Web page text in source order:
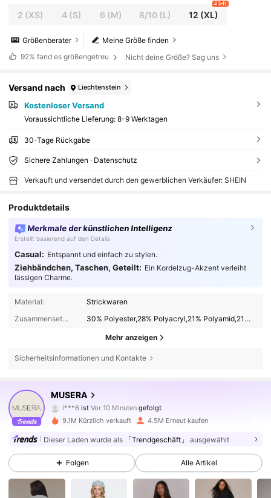
2 (XS) 4(S) 6 (M) 8/10 (L) 12 (XL)
4 left
Meine Größe finden
Größenberater
92% fand es größengetreu Nicht deine Größe? Sag uns
Versand nach Liechtenstein
Kostenloser Versand
Voraussichtliche Lieferung: 8-9 Werktagen
30-Tage Rückgabe
Sichere Zahlungen · Datenschutz
Verkauft und versendet durch den gewerblichen Verkäufer: SHEIN
Produktdetails
Merkmale der künstlichen Intelligenz
Erstellt basierend auf den Details
Casual: Entspannt und einfach zu stylen.
Ziehbändchen, Taschen, Geteilt: Ein Kordelzug-Akzent verleiht
lässigen Charme.
Material:
Strickwaren
Zusammensetzung:
30% Polyester,28% Polyacryl,21% Polyamid,21% Viskose
Mehr anzeigen
Sicherheitsinformationen und Kontakte
MUSERA
l***6 ist Vor 10 Minuten
gefolgt
ist am Durchsuchen
4,83
4.3M Follower
4,83 4.3M Follower
9.1M Kürzlich verkauft 4.5M Erneut kaufen
Dieser Laden wurde als 「Trendgeschäft」 ausgewählt
Folgen Alle Artikel